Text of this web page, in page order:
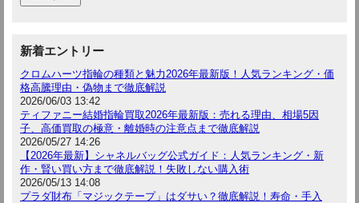
新着エントリー
クロムハーツ指輪の種類と魅力2026年最新版！人気ランキング・価
格高騰理由・偽物まで徹底解説
2026/06/03 13:42
ティファニー結婚指輪買取2026年最新版：売れる理由、相場5因
子、高価買取の極意・離婚時の注意点まで徹底解説
2026/05/27 14:26
【2026年最新】シャネルバッグ公式ガイド：人気ランキング・新
作・賢い買い方まで徹底解説！失敗しない購入術
2026/05/13 14:08
プラダ財布「マジックテープ」はダサい？徹底解説！寿命・手入